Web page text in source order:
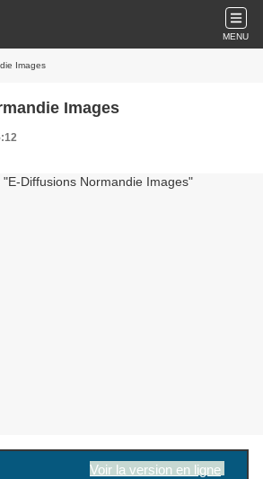
MENU
Images
Images
Voir la version en ligne